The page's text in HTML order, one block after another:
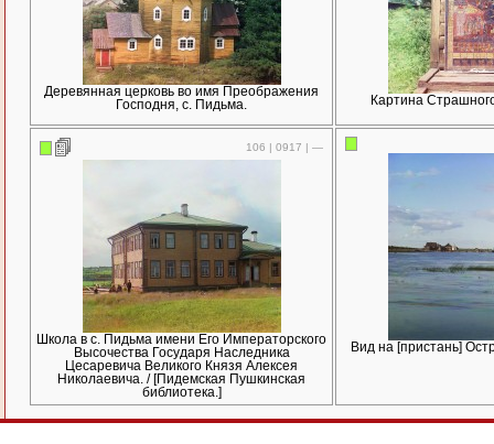
Деревянная церковь во имя Преображения
Господня, с. Пидьма.
Картина
106 | 0917 | —
Школа в с. Пидьма имени Его Императорского
Высочества Государя Наследника
Цесаревича Великого Князя Алексея
Николаевича. / [Пидемская Пушкинская
библиотека.]
Вид на [пристань]